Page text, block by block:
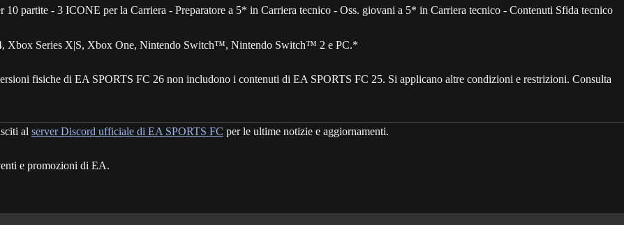
partite - 3 ICONE per la Carriera - Preparatore a 5* in Carriera tecnico - Oss. giovani a 5* in Carriera tecnico - Contenuti Sfida tecnico
Xbox Series X|S, Xbox One, Nintendo Switch™, Nintendo Switch™ 2 e PC.*
fisiche di EA SPORTS FC 26 non includono i contenuti di EA SPORTS FC 25. Si applicano altre condizioni e restrizioni. Consulta
al server Discord ufficiale di EA SPORTS FC per le ultime notizie e aggiornamenti.
e promozioni di EA.